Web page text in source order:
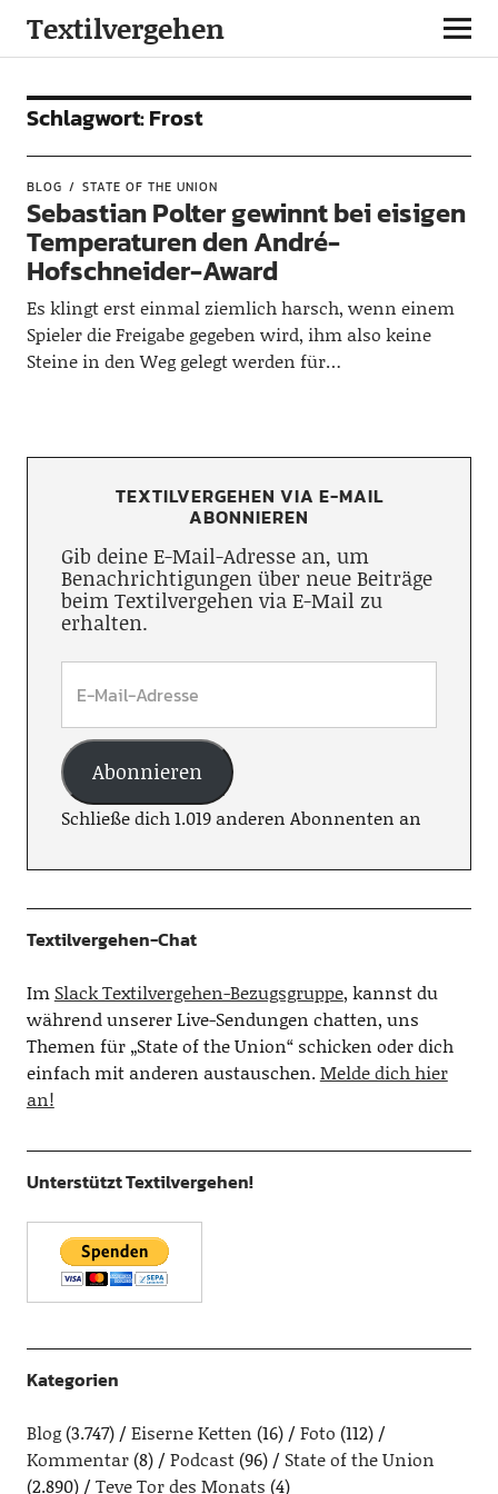
Textilvergehen
Schlagwort:Frost
BLOG STATE OF THE UNION
Sebastian Polter gewinnt bei eisigen
Temperaturen den André-
Hofschneider-Award
Es klingt erst einmal ziemlich harsch, wenn einem
Spieler die Freigabe gegeben wird, ihm also keine
Steine in den Weg gelegt werden für…
TEXTILVERGEHEN VIA E-MAIL
ABONNIEREN
Gib deine E-Mail-Adresse an, um
Benachrichtigungen über neue Beiträge
beim Textilvergehen via E-Mail zu
erhalten.
Abonnieren
Schließe dich 1.019 anderen Abonnenten an
Textilvergehen-Chat
Im Slack Textilvergehen-Bezugsgruppe, kannst du
während unserer Live-Sendungen chatten, uns
Themen für „State of the Union“ schicken oder dich
einfach mit anderen austauschen.Melde dich hier
an!
Unterstützt Textilvergehen!
Kategorien
Blog(3.747) Eiserne Ketten (16) Foto (112)
Kommentar(8) Podcast(96)
State of the Union
(2.890)
Teve Tor des Monats (4)